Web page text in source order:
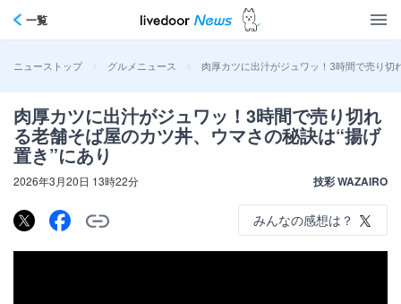
一覧
ニューストップ > グルメニュース > 肉厚カツに出汁がジュワッ！3時間で売り切
肉厚カツに出汁がジュワッ！3時間で売り切れ
る老舗そば屋のカツ丼、ウマさの秘訣は“揚げ
置き”にあり
2026年3月20日 13時22分 技彩 WAZAIRO
みんなの感想は？